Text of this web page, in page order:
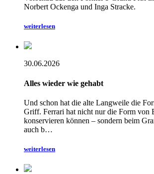
Norbert Ockenga und Inga Stracke.
weiterlesen
30.06.2026
Alles wieder wie gehabt
Und schon hat die alte Langweile die
Griff. Ferrari hat nicht nur die Form von
konservieren können – sondern beim
auch b…
weiterlesen